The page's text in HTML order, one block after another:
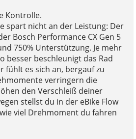
Kontrolle.
spart nicht an der Leistung: Der
Bosch Performance CX Gen 5
750% Unterstützung. Je mehr
besser beschleunigt das Rad
fühlt es sich an, bergauf zu
verringern die
den Verschleiß deiner
stellst du in der eBike Flow
viel Drehmoment du fahren